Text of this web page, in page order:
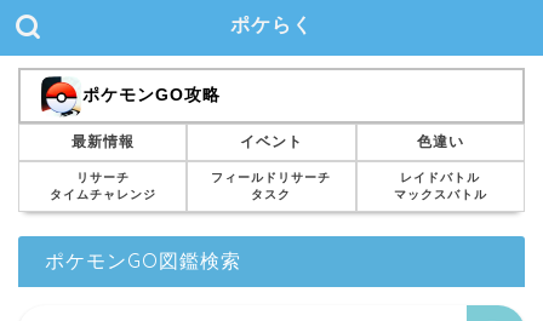
ポケらく
ポケモンGO攻略
最新情報 イベント 色違い
リサーチ
タイムチャレンジ
フィールドリサーチ
タスク
レイドバトル
マックスバトル
ポケモンGO図鑑検索